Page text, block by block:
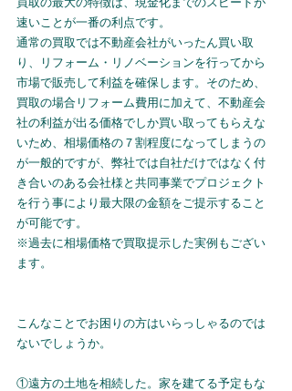
速いことが一番の利点です。
通常の買取では不動産会社がいったん買い取
り、リフォーム・リノベーションを行ってから
市場で販売して利益を確保します。そのため、
買取の場合リフォーム費用に加えて、不動産会
社の利益が出る価格でしか買い取ってもらえな
いため、相場価格の７割程度になってしまうの
が一般的ですが、弊社では自社だけではなく付
き合いのある会社様と共同事業でプロジェクト
を行う事により最大限の金額をご提示すること
が可能です。
※過去に相場価格で買取提示した実例もござい
ます。
こんなことでお困りの方はいらっしゃるのでは
ないでしょうか。
①遠方の土地を相続した。家を建てる予定もな